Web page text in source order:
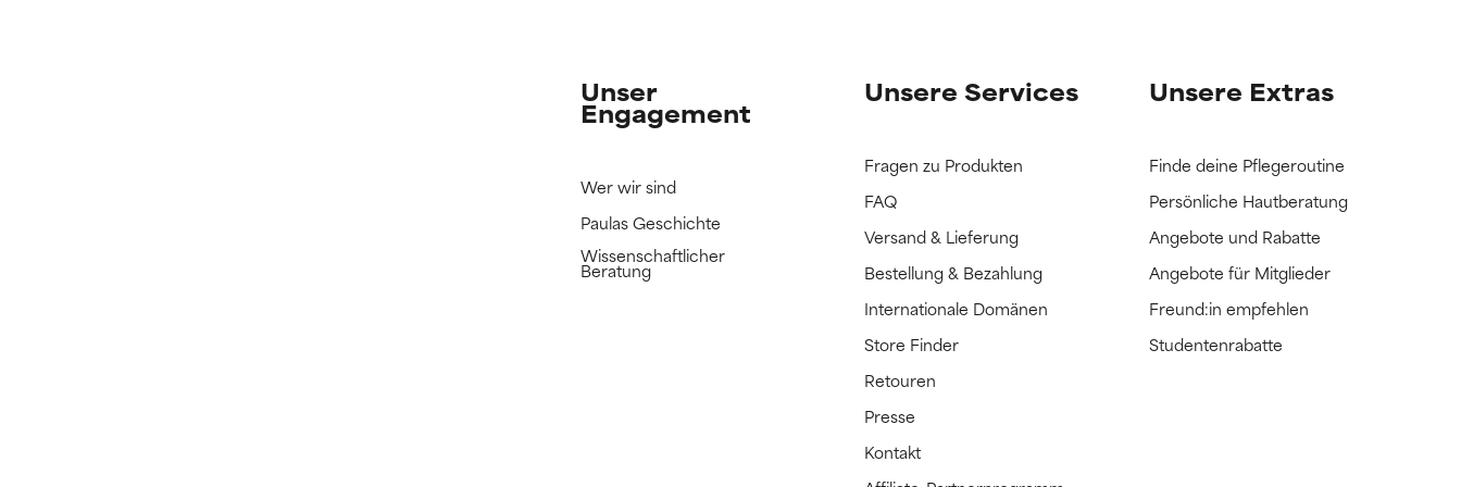
Unser
Engagement
Wer wir sind
Paulas Geschichte
Wissenschaftlicher
Beratung
Unsere Services
Fragen zu Produkten
FAQ
Versand & Lieferung
Bestellung & Bezahlung
Internationale Domänen
Store Finder
Retouren
Presse
Kontakt
Unsere Extras
Finde deine Pflegeroutine
Persönliche Hautberatung
Angebote und Rabatte
Angebote für Mitglieder
Freund:in empfehlen
Studentenrabatte